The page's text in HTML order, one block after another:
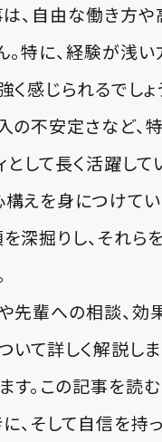
、自由な働き方
特に、経験が浅
感じられるでし
の不安定さなど、
として長く活躍
えを身につけてい
深掘りし、それ
先輩への相談、効
て詳しく解説し
。この記事を読
に、そして自信を